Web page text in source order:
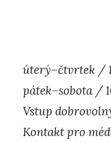
úterý–čtvrtek /
pátek–sobota /
Vstup
Kontakt pro